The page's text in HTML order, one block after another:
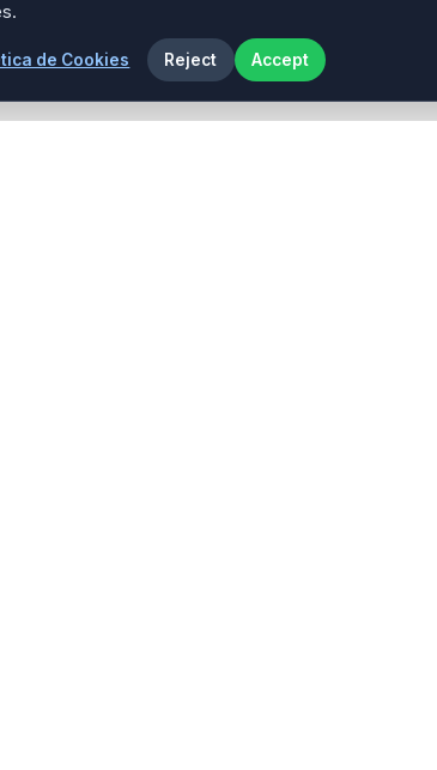
de Cookies Reject Accept